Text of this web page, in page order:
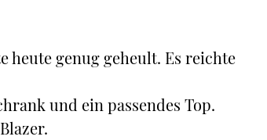
heute genug geheult. Es reichte
und ein passendes Top.